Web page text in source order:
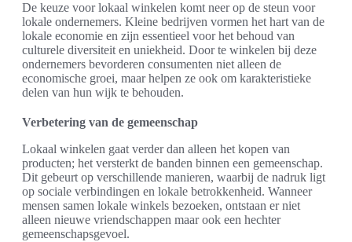
De keuze voor lokaal winkelen komt neer op de steun voor
lokale ondernemers. Kleine bedrijven vormen het hart van de
lokale economie en zijn essentieel voor het behoud van
culturele diversiteit en uniekheid. Door te winkelen bij deze
ondernemers bevorderen consumenten niet alleen de
economische groei, maar helpen ze ook om karakteristieke
delen van hun wijk te behouden.
Verbetering van de gemeenschap
Lokaal winkelen gaat verder dan alleen het kopen van
producten; het versterkt de banden binnen een gemeenschap.
Dit gebeurt op verschillende manieren, waarbij de nadruk ligt
op sociale verbindingen en lokale betrokkenheid. Wanneer
mensen samen lokale winkels bezoeken, ontstaan er niet
alleen nieuwe vriendschappen maar ook een hechter
gemeenschapsgevoel.